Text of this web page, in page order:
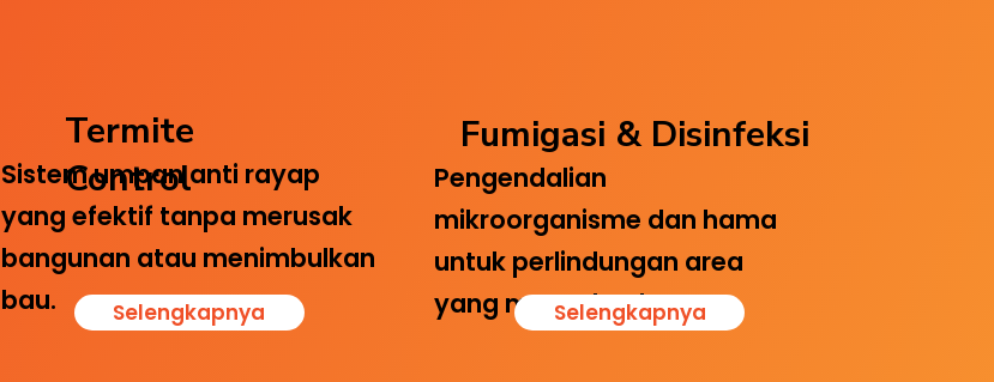
Sistem umpan anti rayap
yang efektif tanpa merusak
bangunan atau menimbulkan
bau.
Termite
Control
Selengkapnya
Fumigasi & Disinfeksi
Pengendalian
mikroorganisme dan hama
untuk perlindungan area
yang menyeluruh.
Selengkapnya